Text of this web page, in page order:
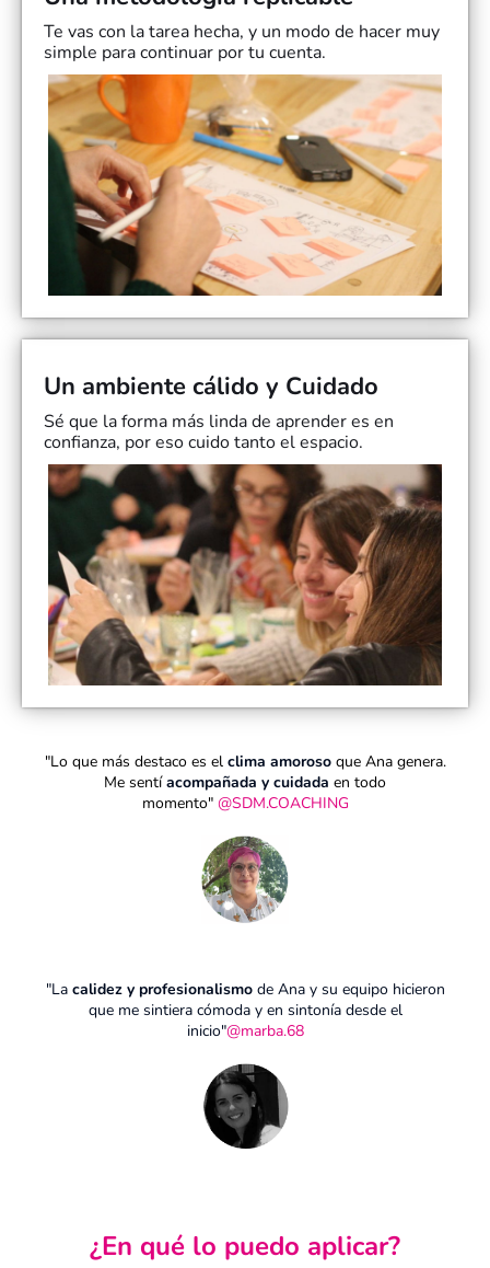
Te vas con la tarea hecha, y un modo de hacer muy
simple para continuar por tu cuenta.
Un ambiente cálido y Cuidado
Sé que la forma más linda de aprender es en
confianza, por eso cuido tanto el espacio.
"Lo que más destaco es el clima amorosoque Ana genera.
Me sentíacompañada y cuidada en todo
momento" @SDM.COACHING
"La calidez y profesionalismode Ana y su equipo hicieron
que me sintiera cómoda y en sintonía desde el
inicio"@marba.68
¿En qué lo puedo aplicar?